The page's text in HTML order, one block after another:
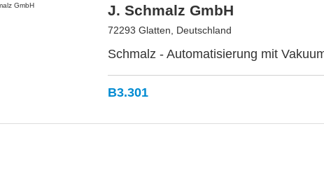
J. Schmalz GmbH
72293 Glatten, Deutschland
Schmalz - Automatisierung mit
B3.301